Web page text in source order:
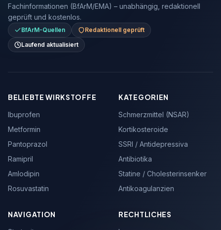
Fachinformationen (BfArM/EMA) – unabhängig, redaktionell
geprüft und kostenlos.
BfArM-Quellen
Redaktionell geprüft
Laufend aktualisiert
BELIEBTE WIRKSTOFFE
Ibuprofen
Metformin
Pantoprazol
Ramipril
Amlodipin
Rosuvastatin
KATEGORIEN
Schmerzmittel (NSAR)
Kortikosteroide
SSRI / Antidepressiva
Antibiotika
Statine / Cholesterinsenker
Antikoagulanzien
NAVIGATION RECHTLICHES